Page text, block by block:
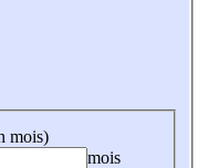
mois)
mois